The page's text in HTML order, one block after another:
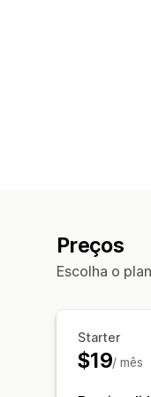
Preços
Escolha o
Starter
$19/ mês